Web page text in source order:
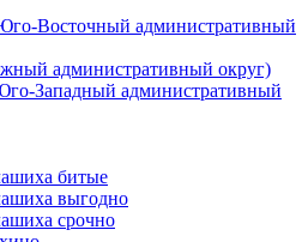
Восточный административный
административный округ)
Западный административный
битые
выгодно
срочно